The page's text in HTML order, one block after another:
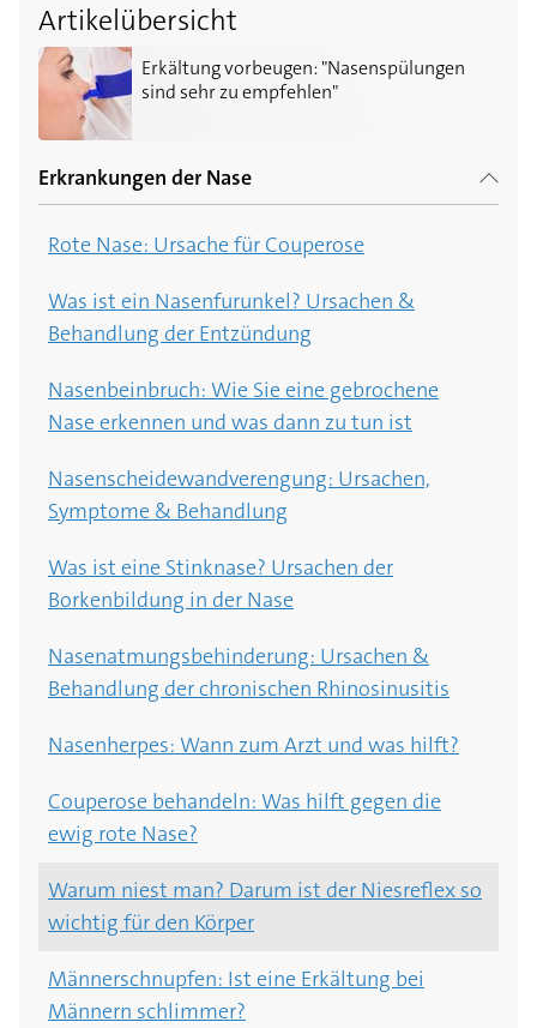
Artikelübersicht
Erkältung vorbeugen: "Nasenspülungen
sind sehr zu empfehlen"
Erkältung vorbeugen: "Nasenspülungen sind sehr zu
Erkrankungen der Nase
Rote Nase: Ursache für Couperose
Was ist ein Nasenfurunkel? Ursachen &
Behandlung der Entzündung
Nasenbeinbruch: Wie Sie eine gebrochene
Nase erkennen und was dann zu tun ist
Nasenscheidewandverengung: Ursachen,
Symptome & Behandlung
Was ist eine Stinknase? Ursachen der
Borkenbildung in der Nase
Nasenatmungsbehinderung: Ursachen &
Behandlung der chronischen Rhinosinusitis
Nasenherpes: Wann zum Arzt und was hilft?
Couperose behandeln: Was hilft gegen die
ewig rote Nase?
Warum niest man? Darum ist der Niesreflex so
wichtig für den Körper
Männerschnupfen: Ist eine Erkältung bei
Männern schlimmer?